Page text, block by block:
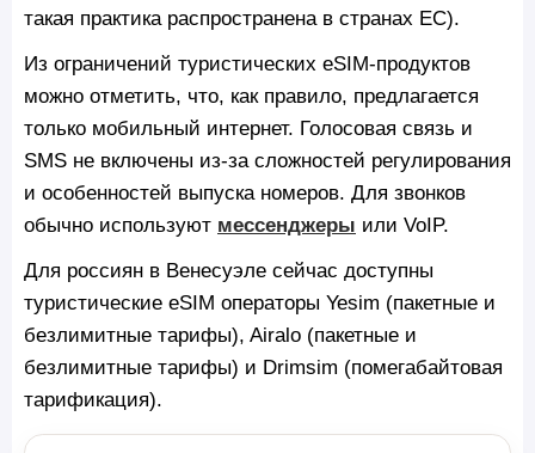
такая практика распространена в странах ЕС).
Из ограничений туристических eSIM-продуктов
можно отметить, что, как правило, предлагается
только мобильный интернет. Голосовая связь и
SMS не включены из-за сложностей регулирования
и особенностей выпуска номеров. Для звонков
обычно используют мессенджеры или VoIP.
Для россиян в Венесуэле сейчас доступны
туристические eSIM операторы Yesim (пакетные и
безлимитные тарифы), Airalo (пакетные и
безлимитные тарифы) и Drimsim (помегабайтовая
тарификация).